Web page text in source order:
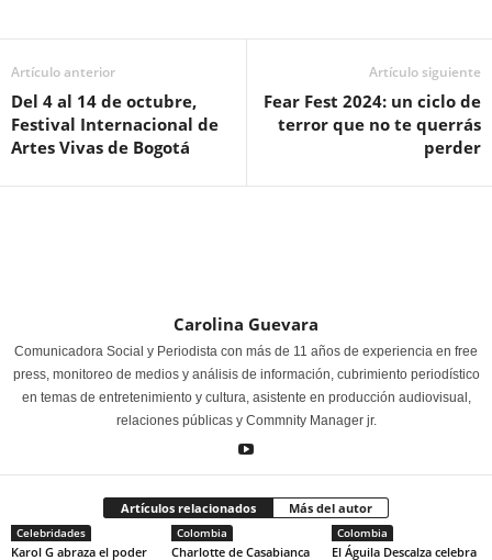
Artículo anterior
Del 4 al 14 de octubre,
Festival Internacional de
Artes Vivas de Bogotá
Artículo siguiente
Fear Fest 2024: un ciclo de
terror que no te querrás
perder
Carolina Guevara
Comunicadora Social y Periodista con más de 11 años de experiencia en free
press, monitoreo de medios y análisis de información, cubrimiento periodístico
en temas de entretenimiento y cultura, asistente en producción audiovisual,
relaciones públicas y Commnity Manager jr.
Artículos relacionados Más del autor
Celebridades
Karol G abraza el poder
Colombia
Charlotte de Casabianca
Colombia
El Águila Descalza celebra